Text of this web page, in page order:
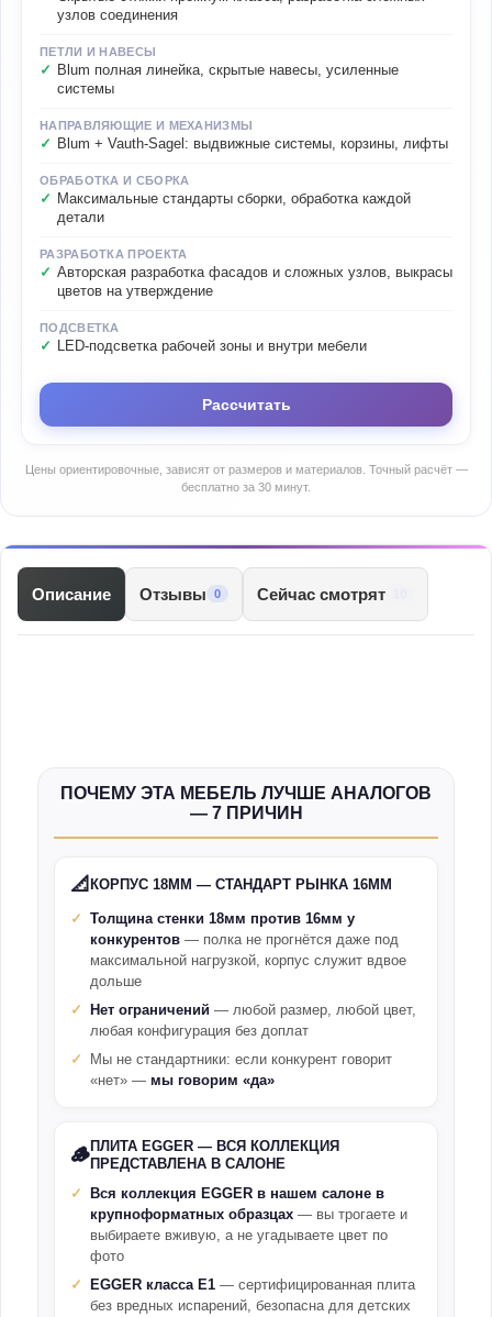
узлов соединения
ПЕТЛИ И НАВЕСЫ
Blum полная линейка, скрытые навесы, усиленные
системы
НАПРАВЛЯЮЩИЕ И МЕХАНИЗМЫ
Blum + Vauth-Sagel: выдвижные системы, корзины, лифты
ОБРАБОТКА И СБОРКА
Максимальные стандарты сборки, обработка каждой
детали
РАЗРАБОТКА ПРОЕКТА
Авторская разработка фасадов и сложных узлов, выкрасы
цветов на утверждение
ПОДСВЕТКА
LED-подсветка рабочей зоны и внутри мебели
Рассчитать
Цены ориентировочные, зависят от размеров и материалов. Точный расчёт —
бесплатно за 30 минут.
Описание Отзывы 0 Сейчас смотрят
ПОЧЕМУ ЭТА МЕБЕЛЬ ЛУЧШЕ АНАЛОГОВ
— 7 ПРИЧИН
📐 КОРПУС 18ММ — СТАНДАРТ РЫНКА 16ММ
Толщина стенки 18мм против 16мм у
конкурентов — полка не прогнётся даже под
максимальной нагрузкой, корпус служит вдвое
дольше
Нет ограничений — любой размер, любой цвет,
любая конфигурация без доплат
Мы не стандартники: если конкурент говорит
«нет» — мы говорим «да»
🪵ПЛИТА EGGER — ВСЯ КОЛЛЕКЦИЯ
ПРЕДСТАВЛЕНА В САЛОНЕ
Вся коллекция EGGER в нашем салоне в
крупноформатных образцах — вы трогаете и
выбираете вживую, а не угадываете цвет по
фото
EGGER класса E1 — сертифицированная плита
без вредных испарений, безопасна для детских